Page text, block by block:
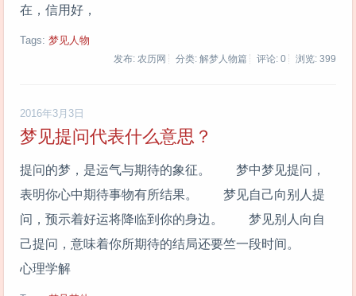
在，信用好，
Tags: 梦见人物
发布: 农历网 分类: 解梦人物篇 评论: 0 浏览: 399
2016年3月3日
梦见提问代表什么意思？
提问的梦，是运气与期待的象征。 梦中梦见提问，
表明你心中期待事物有所结果。 梦见自己向别人提
问，预示着好运将降临到你的身边。 梦见别人向自
己提问，意味着你所期待的结局还要竺一段时间。
心理学解